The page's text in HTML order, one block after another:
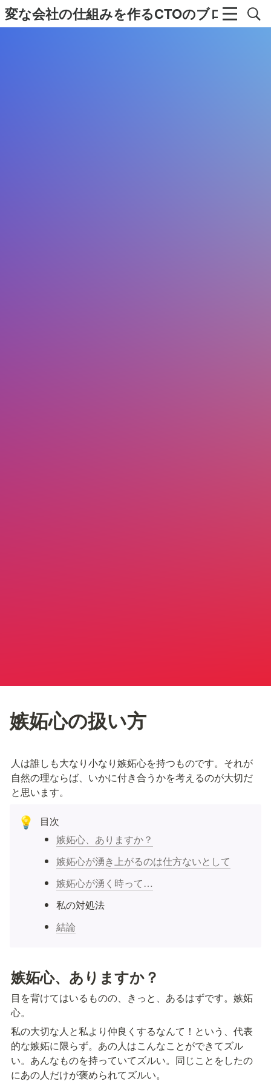
変な会社の仕組みを作るCTOのブログ
嫉妬心の扱い方
人は誰しも大なり小なり嫉妬心を持つものです。それが
自然の理ならば、いかに付き合うかを考えるのが大切だ
と思います。
💡
目次
嫉妬心、ありますか？
嫉妬心が湧き上がるのは仕方ないとして
嫉妬心が湧く時って…
私の対処法
結論
嫉妬心、ありますか？
目を背けてはいるものの、きっと、あるはずです。嫉妬
心。
私の大切な人と私より仲良くするなんて！という、代表
的な嫉妬に限らず。あの人はこんなことができてズル
い。あんなものを持っていてズルい。同じことをしたの
にあの人だけが褒められてズルい。